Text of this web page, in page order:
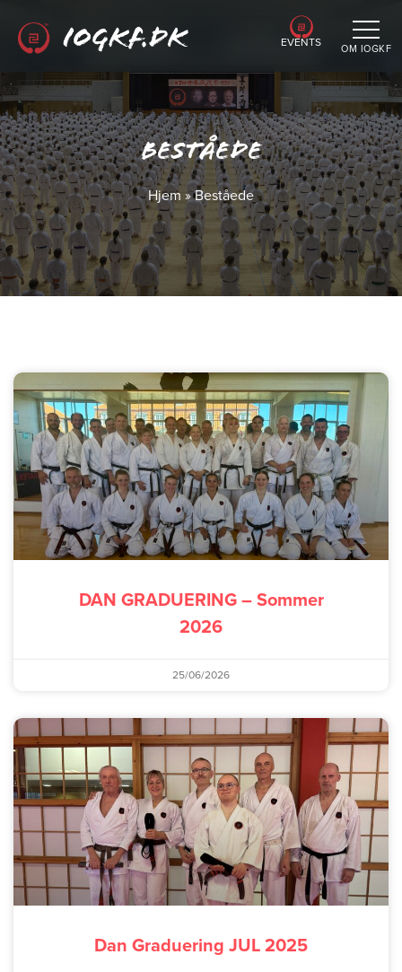
Beståede
Hjem »Beståede
DAN GRADUERING – Sommer
2026
25/06/2026
Dan Graduering JUL 2025
OM IOGKF
EVENTS